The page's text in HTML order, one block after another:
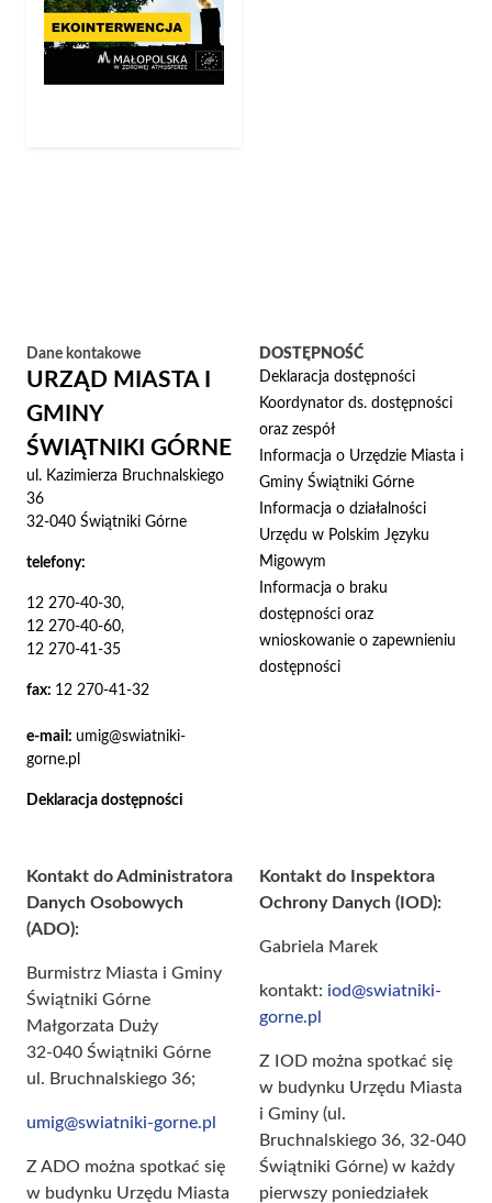
Dane kontakowe
URZĄD MIASTA I
GMINY
ŚWIĄTNIKI GÓRNE
ul. Kazimierza Bruchnalskiego
36
32-040 Świątniki Górne
telefony:
12 270-40-30,
12 270-40-60,
12 270-41-35
fax: 12 270-41-32
e-mail: umig@swiatniki-
gorne.pl
Deklaracja dostępności
DOSTĘPNOŚĆ
Deklaracja dostępności
Koordynator ds. dostępności
oraz zespół
Informacja o Urzędzie Miasta i
Gminy Świątniki Górne
Informacja o działalności
Urzędu w Polskim Języku
Migowym
Informacja o braku
dostępności oraz
wnioskowanie o zapewnieniu
dostępności
Kontakt do Administratora
Danych Osobowych
(ADO):
Burmistrz Miasta i Gminy
Świątniki Górne
Małgorzata Duży
32-040 Świątniki Górne
ul. Bruchnalskiego 36;
umig@swiatniki-gorne.pl
Z ADO można spotkać się
w budynku Urzędu Miasta
Kontakt do Inspektora
Ochrony Danych (IOD):
Gabriela Marek
kontakt: iod@swiatniki-
gorne.pl
Z IOD można spotkać się
w budynku Urzędu Miasta
i Gminy (ul.
Bruchnalskiego 36, 32-040
Świątniki Górne) w każdy
pierwszy poniedziałek